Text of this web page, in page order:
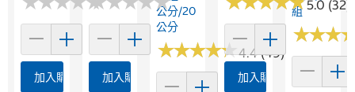
加入購物車 加入購物車
公分/20
公分
★★★★★
★★★★★4.4 (49)
5.0 (32)
加入購物車
組
★★★
★★★